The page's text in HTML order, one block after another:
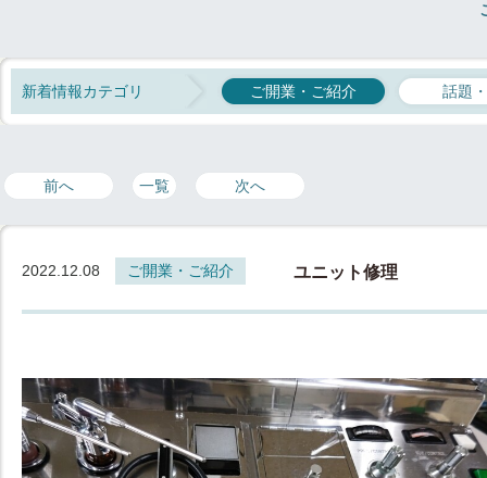
新着情報カテゴリ ご開業・ご紹介 話題
前へ 一覧 次へ
2022.12.08 ご開業・ご紹介 ユニット修理